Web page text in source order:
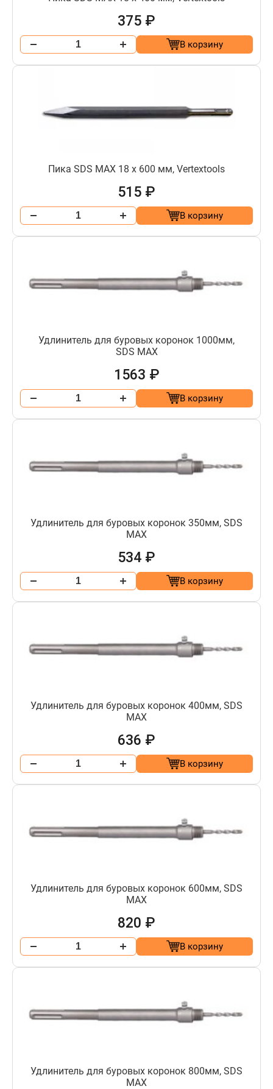
375 ₽
В корзину
Пика SDS MAX 18 х 600 мм, Vertextools
515 ₽
В корзину
Удлинитель для буровых коронок 1000мм,
SDS МАХ
1563 ₽
В корзину
Удлинитель для буровых коронок 350мм, SDS
МАХ
534 ₽
В корзину
Удлинитель для буровых коронок 400мм, SDS
МАХ
636 ₽
В корзину
Удлинитель для буровых коронок 600мм, SDS
МАХ
820 ₽
В корзину
Удлинитель для буровых коронок 800мм, SDS
МАХ